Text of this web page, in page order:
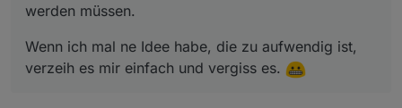
werden müssen.
Wenn ich mal ne Idee habe, die zu aufwendig ist,
verzeih es mir einfach und vergiss es.